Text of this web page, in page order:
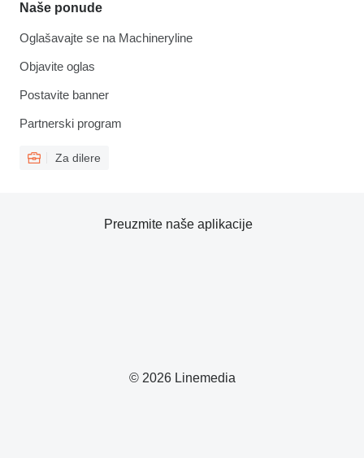
Naše ponude
Oglašavajte se na Machineryline
Objavite oglas
Postavite banner
Partnerski program
Za dilere
© 2026 Linemedia
Preuzmite naše aplikacije